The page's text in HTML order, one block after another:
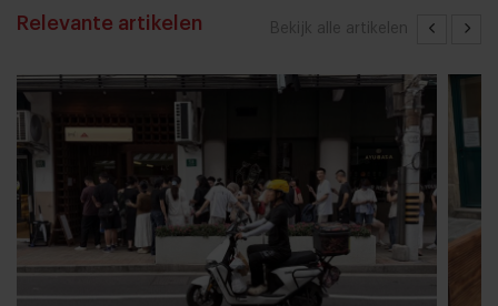
Bekijk alle artikelen
Relevante artikelen